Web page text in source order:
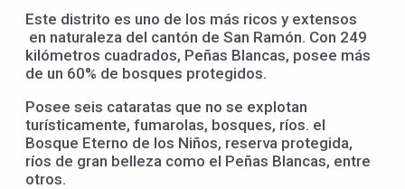
Este distrito es uno de los más ricos y extensos
en naturaleza del cantón de San Ramón. Con 249
kilómetros cuadrados, Peñas Blancas, posee más
de un 60% de bosques protegidos.
Posee seis cataratas que no se explotan
turísticamente, fumarolas, bosques, ríos. el
Bosque Eterno de los Niños, reserva protegida,
ríos de gran belleza como el Peñas Blancas, entre
otros.